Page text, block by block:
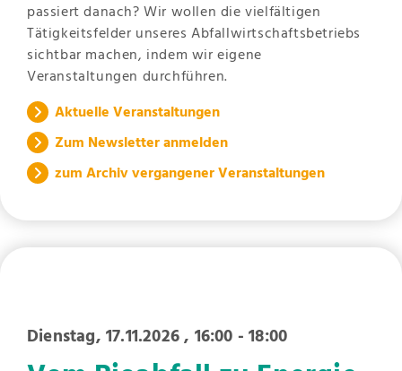
passiert danach? Wir wollen die vielfältigen
Tätigkeitsfelder unseres Abfallwirtschaftsbetriebs
sichtbar machen, indem wir eigene
Veranstaltungen durchführen.
Aktuelle Veranstaltungen
Zum Newsletter anmelden
zum Archiv vergangener Veranstaltungen
Dienstag, 17.11.2026, 16:00 - 18:00